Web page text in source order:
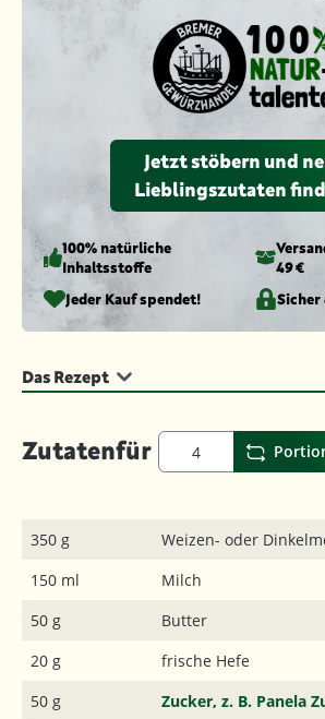
Jetzt stöbern und
Lieblingszutaten
100% natürliche
Inhaltsstoffe
49 €
Jeder Kauf spendet!
Das Rezept
Zutatenfür
350 g
Weizen- oder
150 ml
Milch
50 g
Butter
20 g
frische Hefe
50 g
Zucker, z. B. Panela